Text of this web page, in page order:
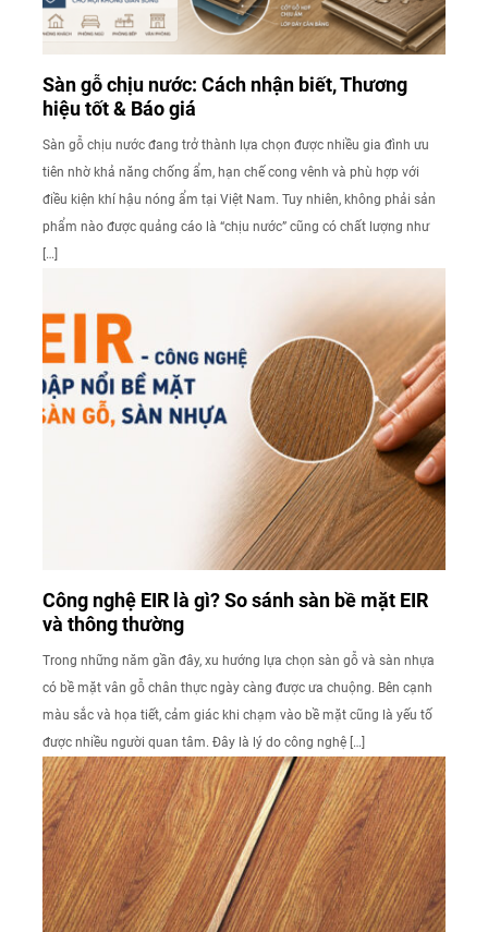
Sàn gỗ chịu nước: Cách nhận biết, Thương
hiệu tốt & Báo giá
Sàn gỗ chịu nước đang trở thành lựa chọn được nhiều gia đình ưu
tiên nhờ khả năng chống ẩm, hạn chế cong vênh và phù hợp với
điều kiện khí hậu nóng ẩm tại Việt Nam. Tuy nhiên, không phải sản
phẩm nào được quảng cáo là “chịu nước” cũng có chất lượng như
[…]
Công nghệ EIR là gì? So sánh sàn bề mặt EIR
và thông thường
Trong những năm gần đây, xu hướng lựa chọn sàn gỗ và sàn nhựa
có bề mặt vân gỗ chân thực ngày càng được ưa chuộng. Bên cạnh
màu sắc và họa tiết, cảm giác khi chạm vào bề mặt cũng là yếu tố
được nhiều người quan tâm. Đây là lý do công nghệ […]